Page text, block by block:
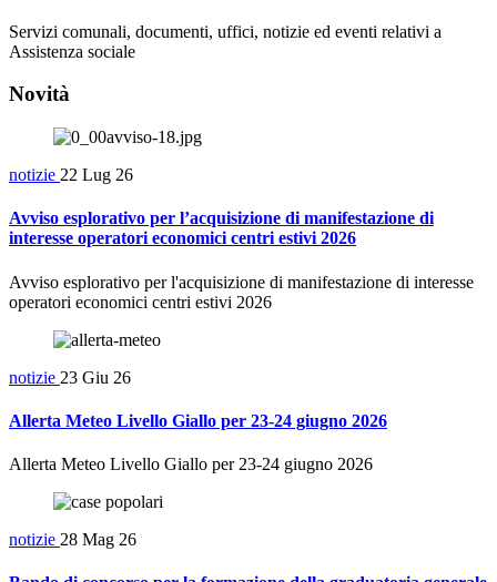
Servizi comunali, documenti, uffici, notizie ed eventi relativi a
Assistenza sociale
Novità
notizie 22 Lug 26
Avviso esplorativo per l’acquisizione di manifestazione di
interesse operatori economici centri estivi 2026
Avviso esplorativo per l'acquisizione di manifestazione di interesse
operatori economici centri estivi 2026
notizie 23 Giu 26
Allerta Meteo Livello Giallo per 23-24 giugno 2026
Allerta Meteo Livello Giallo per 23-24 giugno 2026
notizie 28 Mag 26